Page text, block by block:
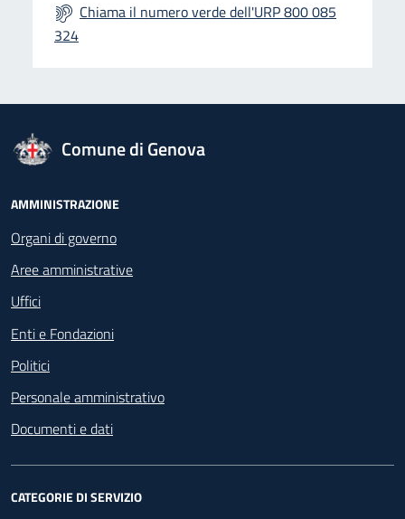
Chiama il numero verde dell'URP 800 085
324
logo Unione Europea
Comune di Genova
Footer - Navigazione
AMMINISTRAZIONE
Organi di governo
Aree amministrative
Uffici
Enti e Fondazioni
Politici
Personale amministrativo
Documenti e dati
CATEGORIE DI SERVIZIO